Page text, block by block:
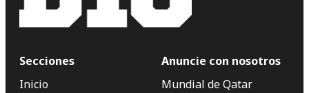
Secciones
Inicio
Anuncie con nosotros
Mundial de Qatar